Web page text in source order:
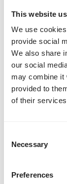
This website
We use
provide social
We also share
our social
may combine it
provided to
of their
Selection
Necessary
Preferences
Die
Pellets
kantigen,
Faktoren,